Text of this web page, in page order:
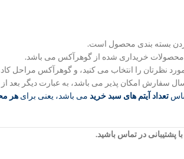
بسته بندی محصول است.
محصولات خریداری شده از گوهرآکس می باشد.
نظرتان را انتخاب می کنید، و گوهرآکس مراحل
سفارش امکان پذیر می باشد، به عبارت دیگر بعد
تعداد آیتم های سبد خرید می باشد، یعنی برای هر
پشتیبانی در تماس باشید.